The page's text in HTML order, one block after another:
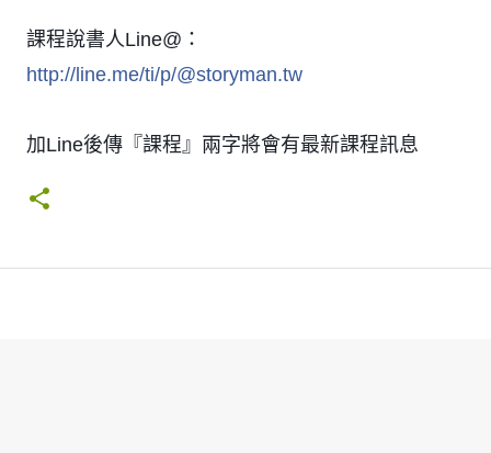
課程說書人Line@：
http://line.me/ti/p/@storyman.tw
加Line後傳『課程』兩字將會有最新課程訊息